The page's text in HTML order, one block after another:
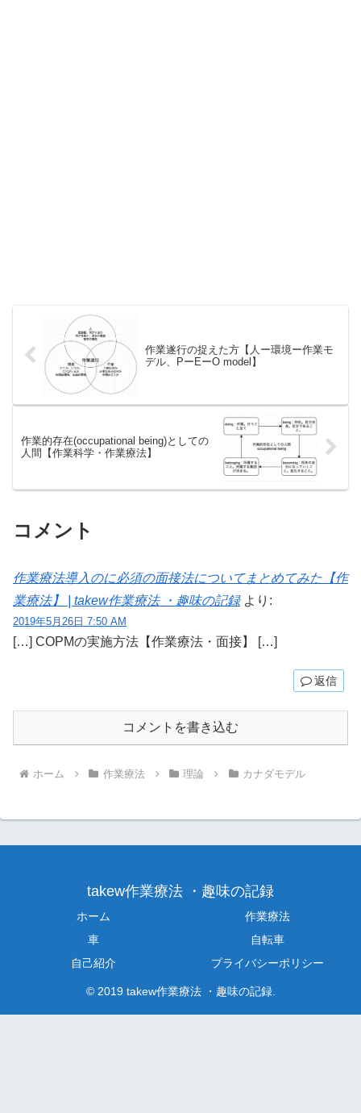
作業遂行の捉えた方【人ー環境ー作業モ
デル、PーEーO model】
作業的存在(occupational being)としての
人間【作業科学・作業療法】
コメント
作業療法導入のに必須の面接法についてまとめてみた【作
業療法】 | takew作業療法 ・趣味の記録 より:
2019年5月26日 7:50 AM
[…] COPMの実施方法【作業療法・面接】 […]
返信
コメントを書き込む
ホーム 作業療法 理論 カナダモデル
takew作業療法 ・趣味の記録
ホーム
作業療法
車
自転車
自己紹介
プライバシーポリシー
© 2019 takew作業療法 ・趣味の記録.